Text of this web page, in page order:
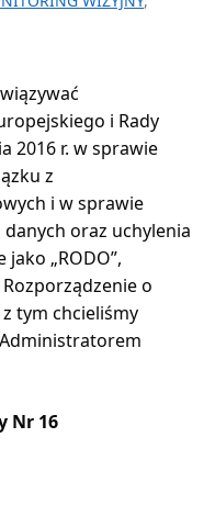
i Rady
2016 r. w sprawie
z
i w sprawie
oraz uchylenia
„RODO”,
Rozporządzenie o
tym chcieliśmy
Nr 16